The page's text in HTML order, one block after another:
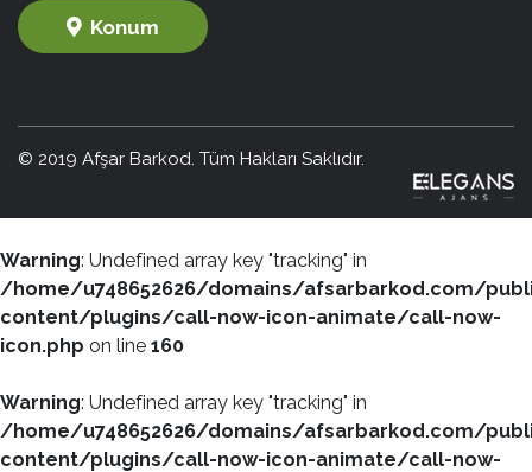
Konum
© 2019 Afşar Barkod. Tüm Hakları Saklıdır.
Warning: Undefined array key "tracking" in
/home/u748652626/domains/afsarbarkod.com/
content/plugins/call-now-icon-animate/call-now-
icon.php on line 160
Warning: Undefined array key "tracking" in
/home/u748652626/domains/afsarbarkod.com/
content/plugins/call-now-icon-animate/call-now-